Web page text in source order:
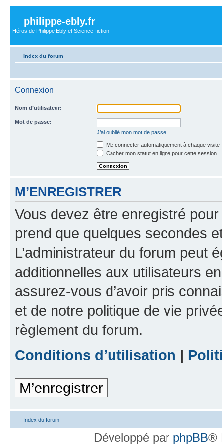
philippe-ebly.fr
Héros de Philippe Ebly et Science-fiction
Index du forum
Connexion
Nom d’utilisateur:
Mot de passe:
J’ai oublié mon mot de passe
Me connecter automatiquement à chaque visite
Cacher mon statut en ligne pour cette session
M’ENREGISTRER
Vous devez être enregistré
prend que quelques secondes
L’administrateur du forum peut
additionnelles aux utilisateurs
assurez-vous d’avoir pris
et de notre politique de vie
règlement du forum.
Conditions d’utilisation |
M’enregistrer
Index du forum
Développé par phpBB®